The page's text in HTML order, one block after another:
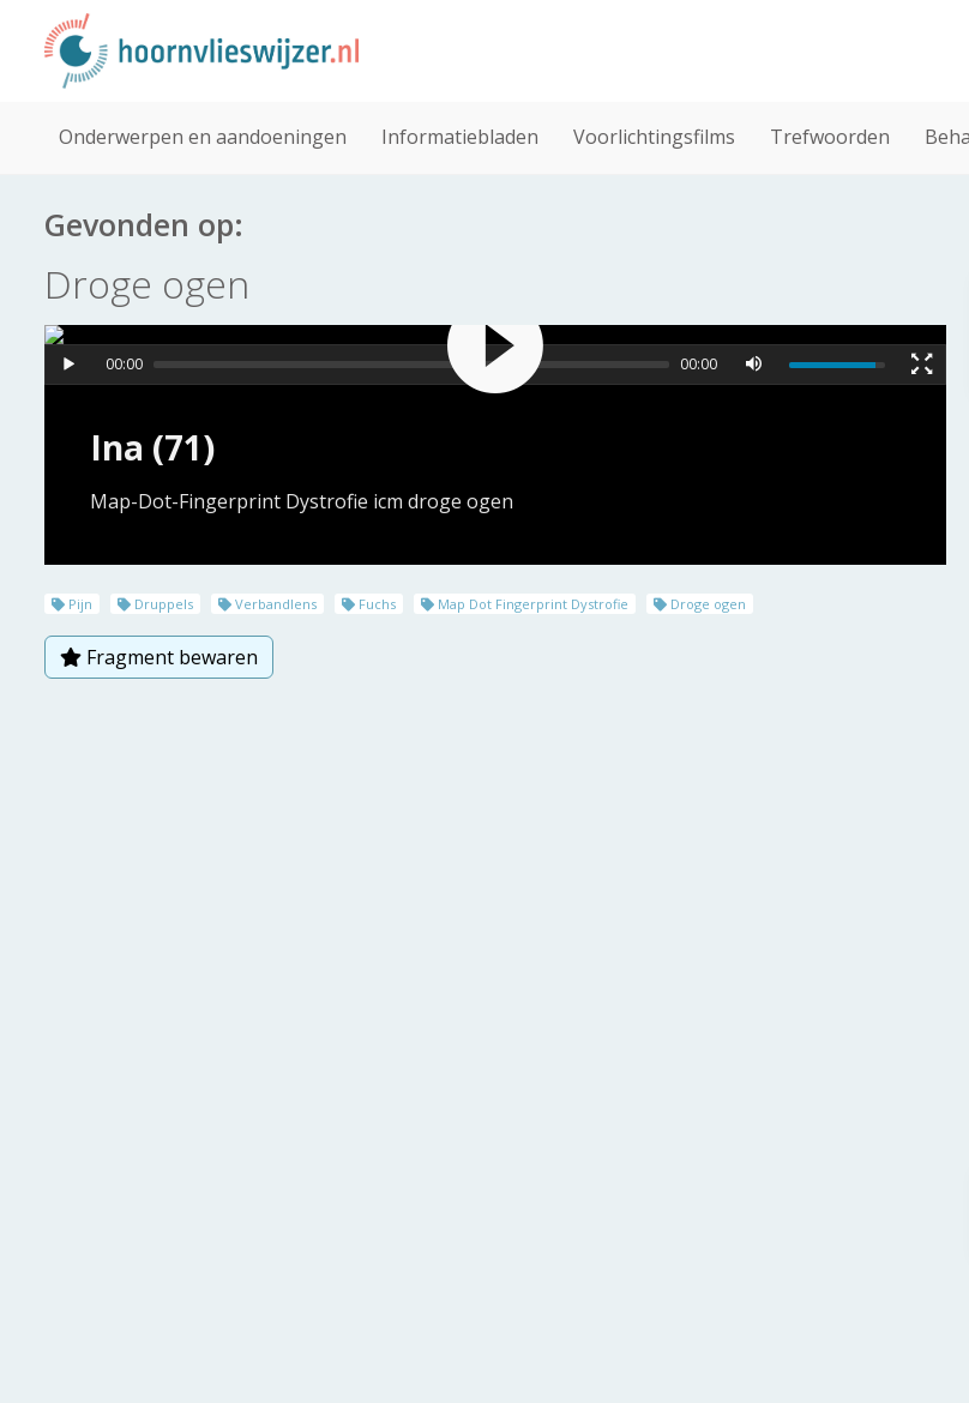
Onderwerpen en aandoeningen Informatiebladen Voorlichtingsfilms Trefwoorden
Gevonden op:
Droge ogen
Ina (71)
Map-Dot-Fingerprint Dystrofie icm droge ogen
00:00 00:00
Pijn Druppels Verbandlens Fuchs Map Dot Fingerprint Dystrofie Droge ogen
Fragment bewaren